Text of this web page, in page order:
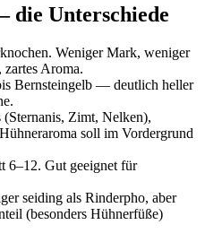
die Unterschiede
Weniger Mark, weniger
zartes Aroma.
Bernsteingelb — deutlich heller
(Sternanis, Zimt, Nelken),
soll im Vordergrund
6–12. Gut geeignet für
seiding als Rinderpho, aber
(besonders Hühnerfüße)